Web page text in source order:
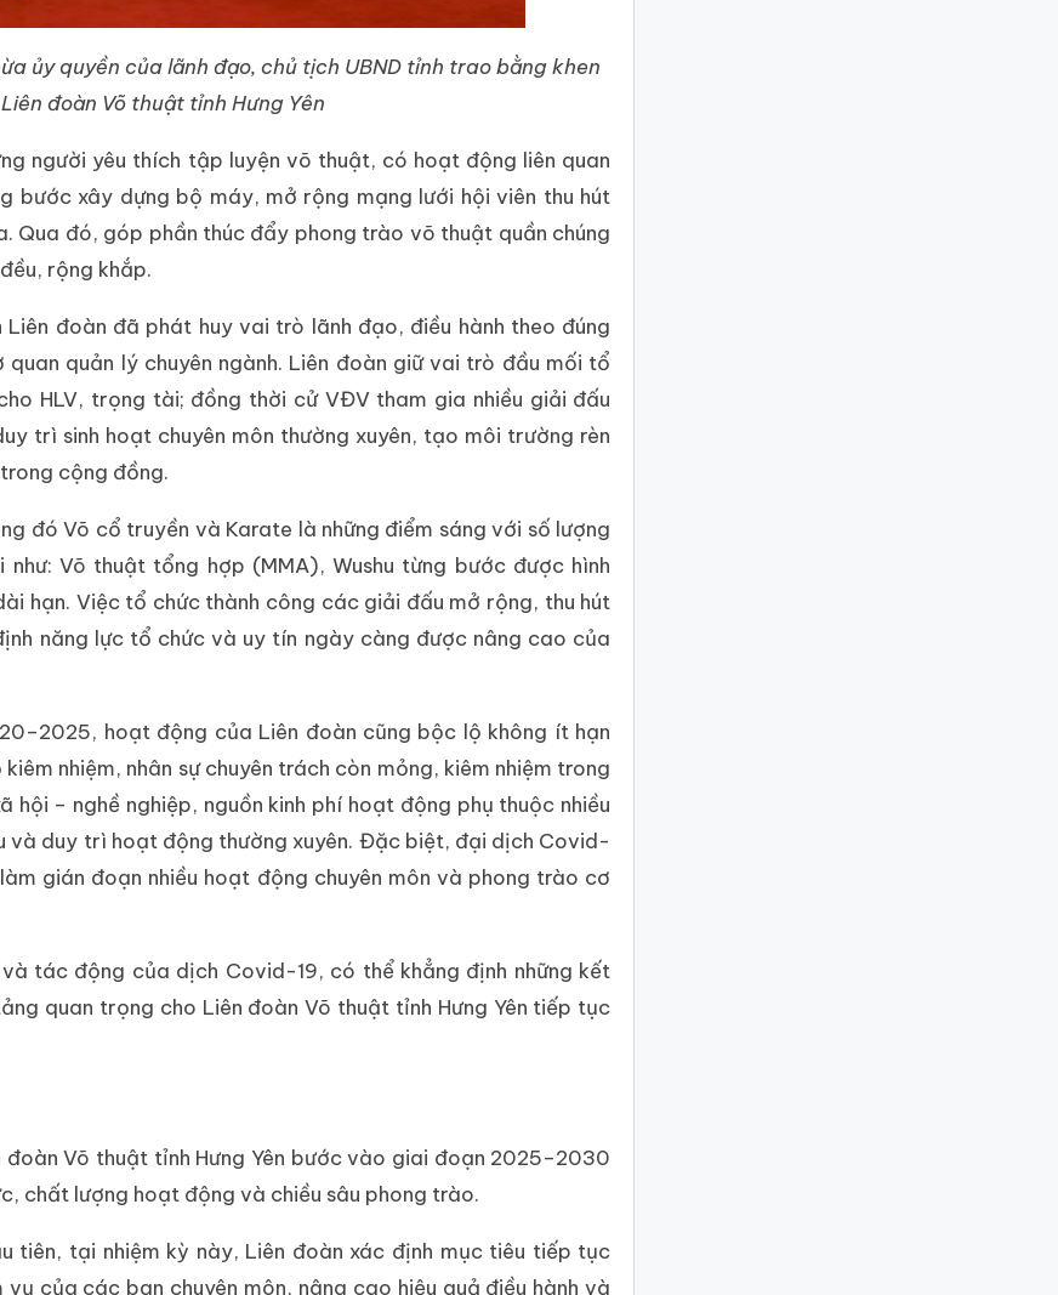
ủy quyền của lãnh đạo, chủ tịch UBND tỉnh trao bằng khen
đoàn Võ thuật tỉnh Hưng Yên
người yêu thích tập luyện võ thuật, có hoạt động liên quan
bước xây dựng bộ máy, mở rộng mạng lưới hội viên thu hút
Qua đó, góp phần thúc đẩy phong trào võ thuật quần chúng
rộng khắp.
đoàn đã phát huy vai trò lãnh đạo, điều hành theo đúng
quản lý chuyên ngành. Liên đoàn giữ vai trò đầu mối tổ
HLV, trọng tài; đồng thời cử VĐV tham gia nhiều giải đấu
trì sinh hoạt chuyên môn thường xuyên, tạo môi trường rèn
cộng đồng.
đó Võ cổ truyền và Karate là những điểm sáng với số lượng
Võ thuật tổng hợp (MMA), Wushu từng bước được hình
hạn. Việc tổ chức thành công các giải đấu mở rộng, thu hút
năng lực tổ chức và uy tín ngày càng được nâng cao của
hoạt động của Liên đoàn cũng bộc lộ không ít hạn
nhiệm, nhân sự chuyên trách còn mỏng, kiêm nhiệm trong
– nghề nghiệp, nguồn kinh phí hoạt động phụ thuộc nhiều
và duy trì hoạt động thường xuyên. Đặc biệt, đại dịch Covid-
gián đoạn nhiều hoạt động chuyên môn và phong trào cơ
tác động của dịch Covid-19, có thể khẳng định những kết
quan trọng cho Liên đoàn Võ thuật tỉnh Hưng Yên tiếp tục
Võ thuật tỉnh Hưng Yên bước vào giai đoạn 2025–2030
chất lượng hoạt động và chiều sâu phong trào.
tiên, tại nhiệm kỳ này, Liên đoàn xác định mục tiêu tiếp tục
của các ban chuyên môn, nâng cao hiệu quả điều hành và